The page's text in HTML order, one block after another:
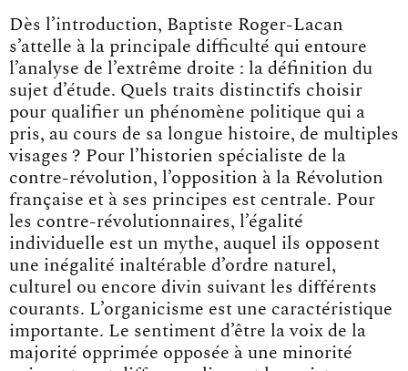
Dès l’introduction, Baptiste Roger-Lacan
s’attelle à la principale difficulté qui entoure
l’analyse de l’extrême droite : la définition du
sujet d’étude. Quels traits distinctifs choisir
pour qualifier un phénomène politique qui a
pris, au cours de sa longue histoire, de multiples
visages ? Pour l’historien spécialiste de la
contre-révolution, l’opposition à la Révolution
française et à ses principes est centrale. Pour
les contre-révolutionnaires, l’égalité
individuelle est un mythe, auquel ils opposent
une inégalité inaltérable d’ordre naturel,
culturel ou encore divin suivant les différents
courants. L’organicisme est une caractéristique
importante. Le sentiment d’être la voix de la
majorité opprimée opposée à une minorité